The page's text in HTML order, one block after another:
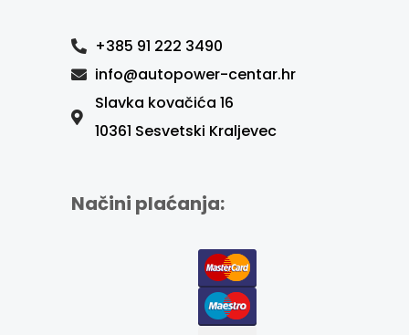
+385 91 222 3490
info@autopower-centar.hr
Slavka kovačića 16
10361 Sesvetski Kraljevec
Načini plaćanja: